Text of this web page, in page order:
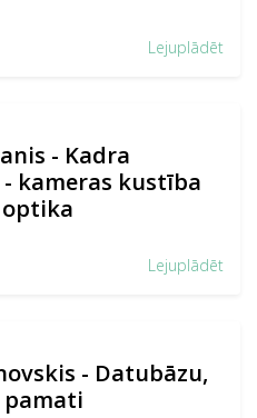
Lejuplādēt
- Kadra
kameras kustība
Lejuplādēt
- Datubāzu,
pamati